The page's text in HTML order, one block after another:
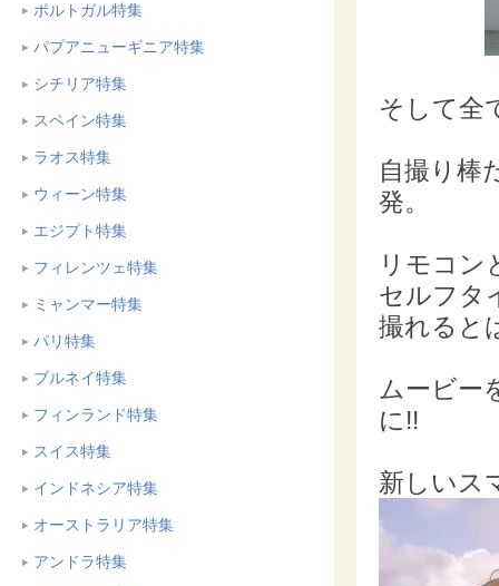
ポルトガル特集
パプアニューギニア特集
シチリア特集
スペイン特集
ラオス特集
ウィーン特集
エジプト特集
フィレンツェ特集
ミャンマー特集
パリ特集
ブルネイ特集
フィンランド特集
スイス特集
インドネシア特集
オーストラリア特集
アンドラ特集
そして全
自撮り棒
発。
リモコン
セルフタ
撮れると
ムービー
に!!
新しいス